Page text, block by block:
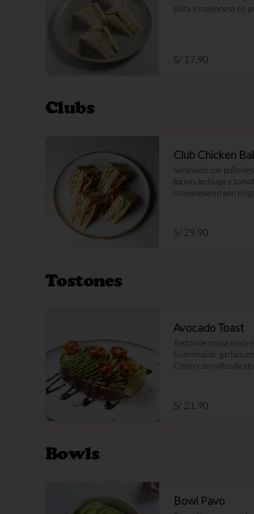
palta y mayonesa en
S/ 17.90
Clubs
Club Chicken
Sándwich con pollo
tocino, lechuga y
mayonesa en pan
S/ 29.90
Tostones
Avocado Toast
Tostón de masa
hummus de
Cherry, semillas de
S/ 21.90
Bowls
Bowl Pavo